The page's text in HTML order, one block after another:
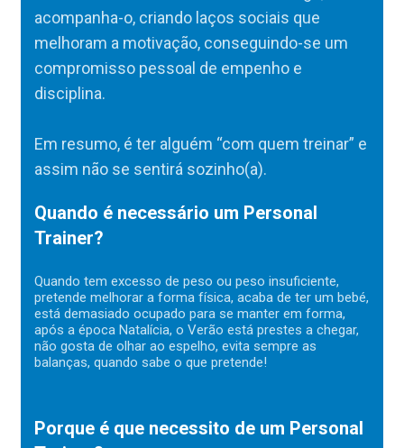
acompanha-o, criando laços sociais que
melhoram a motivação, conseguindo-se um
compromisso pessoal de empenho e
disciplina.
Em resumo, é ter alguém “com quem treinar” e
assim não se sentirá sozinho(a).
Quando é necessário um Personal
Trainer?
Quando tem excesso de peso ou peso insuficiente,
pretende melhorar a forma física, acaba de ter um bebé,
está demasiado ocupado para se manter em forma,
após a época Natalícia, o Verão está prestes a chegar,
não gosta de olhar ao espelho, evita sempre as
balanças, quando sabe o que pretende!
Porque é que necessito de um Personal